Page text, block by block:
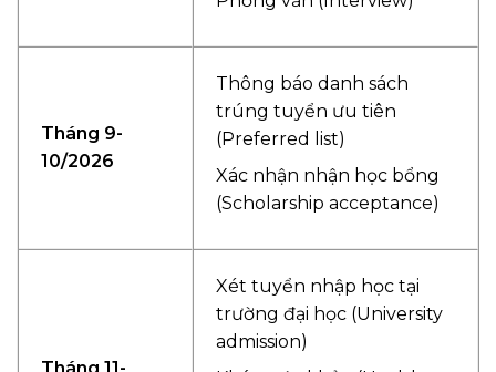
Tháng 9-
10/2026
Thông báo danh sách
trúng tuyển ưu tiên
(Preferred list)
Xác nhận nhận học bổng
(Scholarship acceptance)
Xét tuyển nhập học tại
trường đại học (University
admission)